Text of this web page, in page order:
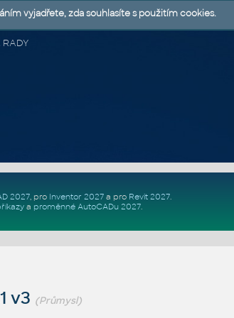
2027, pro Inventor 2027a pro Revit 2027.
a proměnné AutoCADu 2027.
v3 (Průmysl)
vyjadřete, zda souhlasíte s použitím cookies.